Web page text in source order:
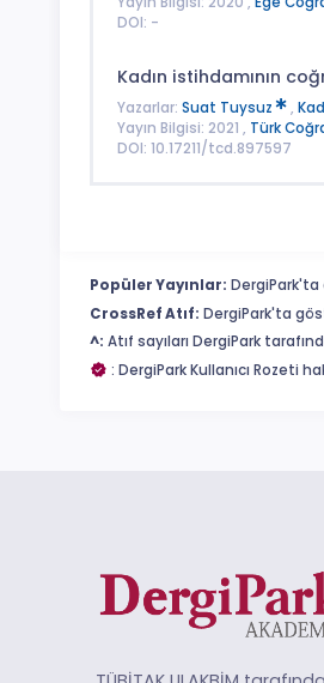
DOI: -
Kadın istihdamının
Yazarlar: Suat Tuysuz ,
Yayın Bilgisi: 2021 , Türk
DOI: 10.17211/tcd.897597
Popüler Yayınlar:
CrossRef Atıf: DergiPark'ta
^: Atıf sayıları DergiPark
: DergiPark Kullanıcı Rozeti